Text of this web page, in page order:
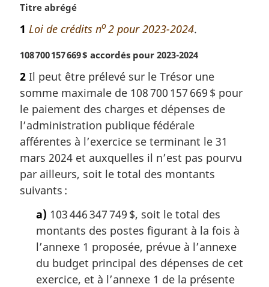
N
t
m
a
g
i
n
a
e
:
Titre abrégé
1 Loi de crédits no2 pour 2023-2024.
N
t
e
m
a
g
i
n
a
108 700 157 669 $ accordés pour 2023-2024
2 Il peut être prélevé sur le Trésor une
somme maximale de 108 700 157 669 $ pour
le paiement des charges et dépenses de
l’administration publique fédérale
afférentes à l’exercice se terminant le 31
mars 2024 et auxquelles il n’est pas pourvu
par ailleurs, soit le total des montants
suivants :
a) 103 446 347 749 $, soit le total des
montants des postes figurant à la fois à
l’annexe 1 proposée, prévue à l’annexe
du budget principal des dépenses de cet
exercice, et à l’annexe 1 de la présente